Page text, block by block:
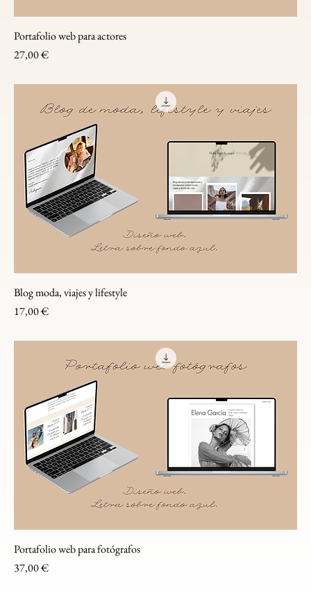
Portafolio web para actores
Precio
27,00 €
Blog moda, viajes y lifestyle
Precio
17,00 €
Portafolio web para fotógrafos
Precio
37,00 €